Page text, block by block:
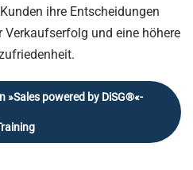
ihre Entscheidungen
und eine höhere
»Sales powered by DiSG®«-